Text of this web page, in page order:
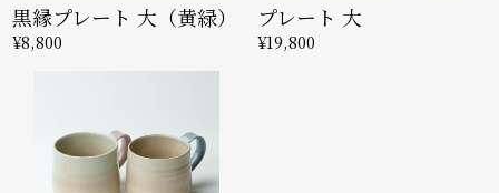
黒縁プレート 大（黄緑）
¥8,800
プレート 大
¥19,800